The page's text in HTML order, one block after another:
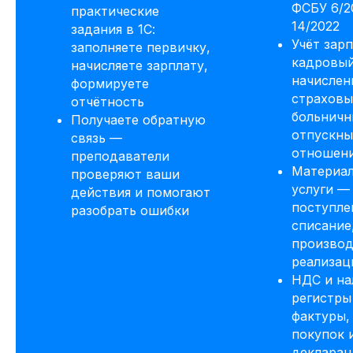
практические
задания в 1С:
заполняете первичку,
начисляете зарплату,
формируете
отчётность
Получаете обратную
связь —
преподаватели
проверяют ваши
действия и помогают
разобрать ошибки
ФСБУ 6/
14/2022
Учёт
услуги —
НДС и
фактуры,
покупок
Сделаем скидку! Если вы нашли
похожий курс дешевле
Потоковый и асинхронный
формат обучения
До 50% экономии на покупку
по нашей программе обмена
Получай подарки от партнеров
До окончания акции осталось
00 00
дней
00
часов минута
00
секунда